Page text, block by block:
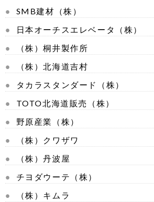
SMB建材（株）
日本オーチスエレベータ（株）
（株）桐井製作所
（株）北海道吉村
タカラスタンダード（株）
TOTO北海道販売（株）
野原産業（株）
（株）クワザワ
（株）丹波屋
チヨダウーテ（株）
（株）キムラ